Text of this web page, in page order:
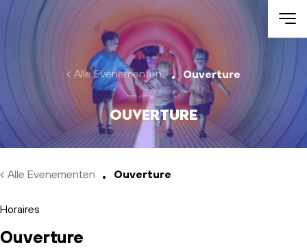
Skip to main content
Alle Evenementen Ouverture
Ouverture
Alle Evenementen Ouverture
Horaires
Ouverture